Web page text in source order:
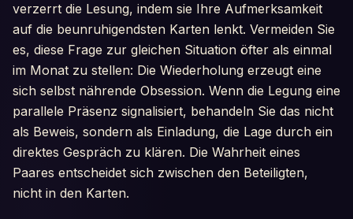
verzerrt die Lesung, indem sie Ihre Aufmerksamkeit
auf die beunruhigendsten Karten lenkt. Vermeiden Sie
es, diese Frage zur gleichen Situation öfter als einmal
im Monat zu stellen: Die Wiederholung erzeugt eine
sich selbst nährende Obsession. Wenn die Legung eine
parallele Präsenz signalisiert, behandeln Sie das nicht
als Beweis, sondern als Einladung, die Lage durch ein
direktes Gespräch zu klären. Die Wahrheit eines
Paares entscheidet sich zwischen den Beteiligten,
nicht in den Karten.